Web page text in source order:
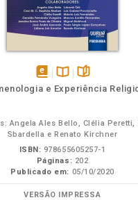
disponível
Disponível
páginas
e Experiência
Angela Ales Bello, Clélia Peretti,
Sbardella e Renato Kirchner
ISBN: 978655605257-1
Páginas: 202
Publicado em: 05/10/2020
VERSÃO IMPRESSA